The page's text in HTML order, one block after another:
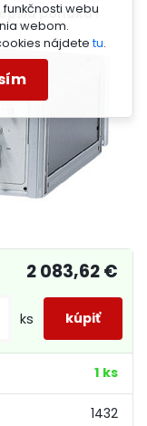
webu
webom.
nájdete tu.
ponuku !
1 ks
1432
2 083,62 €
ks